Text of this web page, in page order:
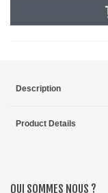
Description
Product Details
QUI SOMMES NOUS ?